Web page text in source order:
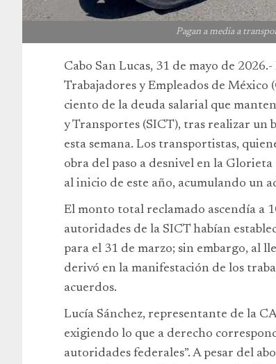
Pagan a media a
Cabo San Lucas, 31 de mayo de
Trabajadores y Empleados de
ciento de la deuda salarial que
y Transportes (SICT), tras realizar un
esta semana. Los transportistas,
obra del paso a desnivel en la
al inicio de este año, acumulando un
El monto total reclamado ascendía a
autoridades de la SICT habían
para el 31 de marzo; sin embargo, al
derivó en la manifestación de los
acuerdos.
Lucía Sánchez, representante de la
exigiendo lo que a derecho
autoridades federales”. A pesar del